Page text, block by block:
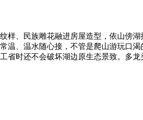
样、民族雕花融进房屋造型，依山傍
温、温水随心接，不管是爬山游玩口
省时还不会破坏湖边原生态景致。多